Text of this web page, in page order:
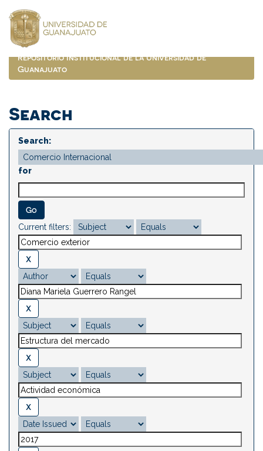
navigation
Repositorio Institucional de la Universidad de
Guanajuato
Search
Search:
for
Current filters: